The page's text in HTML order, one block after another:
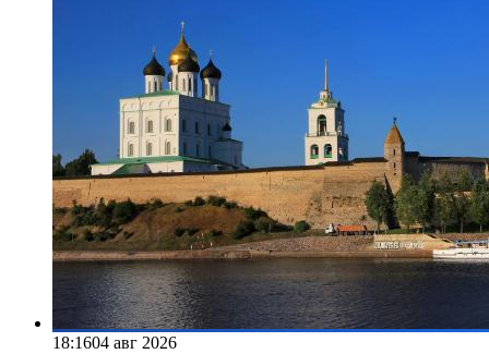
18:1604 авг 2026